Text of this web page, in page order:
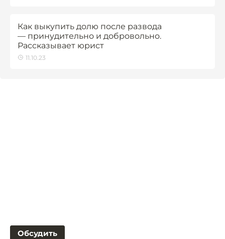
Как выкупить долю после развода
— принудительно и добровольно.
Рассказывает юрист
11.10.23
Обсудить